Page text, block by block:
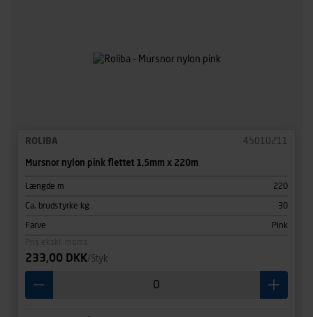
ROLIBA 45010211
Mursnor nylon pink flettet 1,5mm x 220m
Længde m 220
Ca. brudstyrke kg 30
Farve
Pink
233,00 DKK/Styk